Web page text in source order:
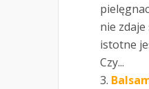
nie
istotne
Czy...